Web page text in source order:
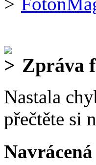
Zpráva
Nastala
přečtěte si